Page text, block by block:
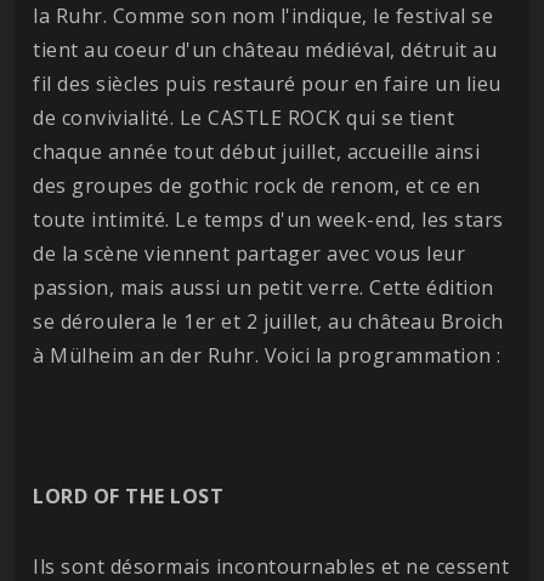
la Ruhr. Comme son nom l'indique, le festival se
tient au coeur d'un château médiéval, détruit au
fil des siècles puis restauré pour en faire un lieu
de convivialité. Le CASTLE ROCK qui se tient
chaque année tout début juillet, accueille ainsi
des groupes de gothic rock de renom, et ce en
toute intimité. Le temps d'un week-end, les stars
de la scène viennent partager avec vous leur
passion, mais aussi un petit verre. Cette édition
se déroulera le 1er et 2 juillet, au château Broich
à Mülheim an der Ruhr. Voici la programmation :
LORD OF THE LOST
Ils sont désormais incontournables et ne cessent